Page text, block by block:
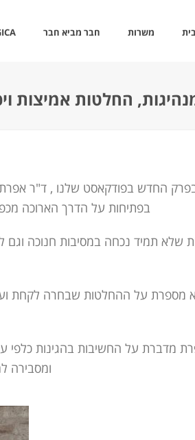
חבר מביא חבר משרות
החלטות אמיצות ויכולת
החדש בפודקאסט שלנו , ד"ר אפרת
בפתיחות על הדרך הארוכה
שלא תמיד נכחה במסיבות חנוכה
מספרת על ההחלטות שבחרה לקחת
מדברת על החשיבות בהגינות כלפי
ומסבירה